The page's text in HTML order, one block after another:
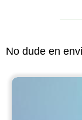
No dude en